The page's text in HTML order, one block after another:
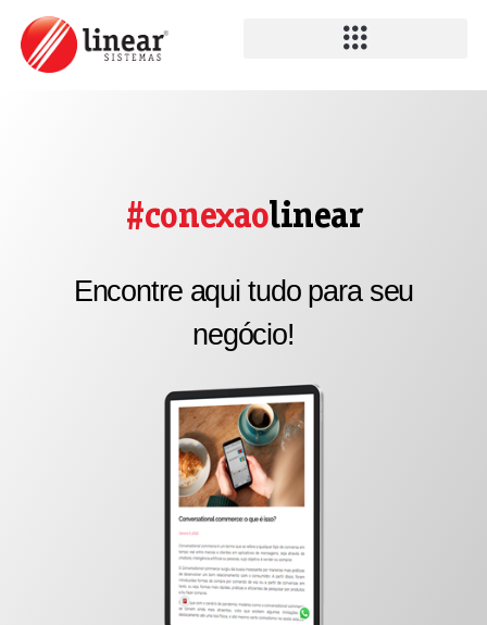
#conexaolinear
Encontre aqui tudo para seu
negócio!